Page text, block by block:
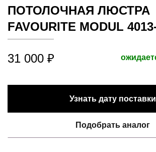
ПОТОЛОЧНАЯ ЛЮСТРА
FAVOURITE MODUL
31 000 ₽
Узнать дату поставки
Подобрать аналог